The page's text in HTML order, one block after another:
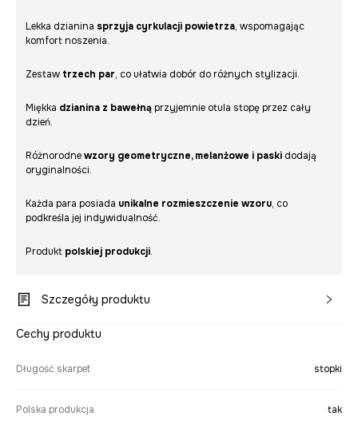
Lekka dzianina sprzyja cyrkulacji powietrza, wspomagając
komfort noszenia.
Zestaw trzech par, co ułatwia dobór do różnych stylizacji.
Miękka dzianina z bawełną przyjemnie otula stopę przez cały
dzień.
Różnorodnewzory geometryczne, melanżowe i paski dodają
oryginalności.
Każda para posiada unikalne rozmieszczenie wzoru, co
podkreśla jej indywidualność.
Produkt polskiej produkcji.
Szczegóły produktu
Cechy produktu
Długość skarpet stopki
Polska produkcja tak